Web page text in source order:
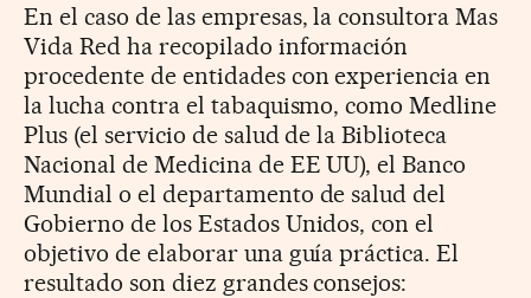
En el caso de las empresas, la consultora Mas
Vida Red ha recopilado información
procedente de entidades con experiencia en
la lucha contra el tabaquismo, como Medline
Plus (el servicio de salud de la Biblioteca
Nacional de Medicina de EE UU), el Banco
Mundial o el departamento de salud del
Gobierno de los Estados Unidos, con el
objetivo de elaborar una guía práctica. El
resultado son diez grandes consejos: